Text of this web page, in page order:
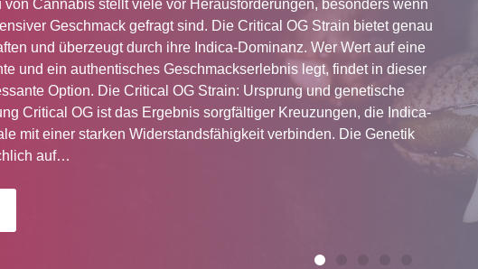
von Cannabis stellt viele vor Herausforderungen, besonders wenn
Geschmack gefragt sind. Die Critical OG Strain bietet genau
und überzeugt durch ihre Indica-Dominanz. Wer Wert auf eine
und ein authentisches Geschmackserlebnis legt, findet in dieser
Option. Die Critical OG Strain: Ursprung und genetische
Critical OG ist das Ergebnis sorgfältiger Kreuzungen, die Indica-
mit einer starken Widerstandsfähigkeit verbinden. Die Genetik
auf…